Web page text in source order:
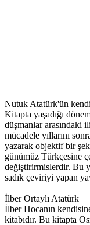
Nutuk Atatürk'ün
Kitapta yaşadığı
düşmanlar arasındaki
mücadele yıllarını
yazarak objektif bir
günümüz Türkçesine
değiştirirmislerdir. Bu
sadık çeviriyi yapan
İlber Ortaylı Atatürk
İlber Hocanın
kitabıdır. Bu kitapta